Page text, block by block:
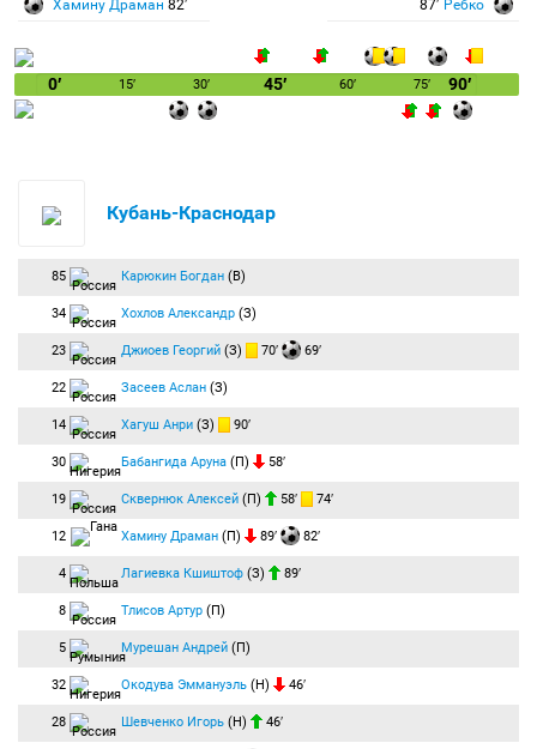
Хамину Драман 82′
87′ Ребко
0′ 15′ 30′ 45′ 60′ 75′ 90′
Кубань-Краснодар
85 Карюкин Богдан (В)
34 Хохлов Александр (З)
23 Джиоев Георгий (З) 70′ 69′
22 Засеев Аслан (З)
14 Хагуш Анри (З) 90′
30 Бабангида Аруна (П) 58′
19 Сквернюк Алексей (П) 58′ 74′
12 Хамину Драман (П) 89′ 82′
4 Лагиевка Кшиштоф (З) 89′
8 Тлисов Артур (П)
5 Мурешан Андрей (П)
32 Окодува Эммануэль (Н) 46′
28 Шевченко Игорь (Н) 46′